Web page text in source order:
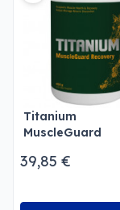
Titanium
MuscleGuard
39,85 €